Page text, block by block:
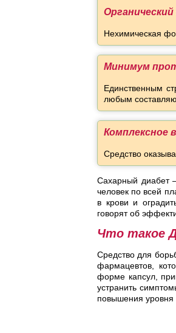
Нехимическая
Минимум
Единственным
любым
Комплексное
Средство
Сахарный диабет
человек по всей
в крови и
говорят об
Что такое
Средство для
фармацевтов,
форме капсул,
устранить
повышения уровня